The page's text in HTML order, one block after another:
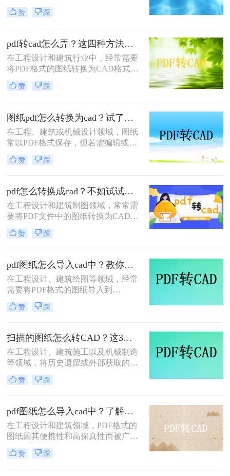
人头疼的就是没法直接修改尺寸和线
条。遇到这种情况，大家通常都会四
望能快速把文件变成可编辑的DWG
或DXF格式。
赞 踩
pdf转cad怎么弄？这四种方法都特别实用！
在工程设计和建筑行业中，经常需要
将PDF格式的图纸转换为CAD格式，
以便进行进一步的编辑和修改。那么
pdf转cad怎么弄呢？本文将介绍四种
方法，帮助您根据不同的需求选择最
合适的方式。
赞 踩
图纸pdf怎么转换为cad？试了几个办法，确实能用！
在工程、建筑或机械设计领域，图纸
常以PDF格式保存，但若需编辑或修
改，需将其转换为CAD格式（如
DWG或DXF）。那么图纸pdf怎么转
法，帮助您完成转换。
赞 踩
pdf怎么转换成cad？不如试试这四个方法！
在工程设计和建筑制图领域，常常需
要将PDF文件中的图纸转换为CAD格
式以便进行编辑和修改。那么pdf怎么
转换成cad呢？本文将介绍四种常见的
独特的优缺点。
赞 踩
pdf图纸怎么导入cad中？教你二种实用方法！
在工程设计、建筑绘图等领域，经常
需要将PDF格式的图纸导入到
CAD（计算机辅助设计）软件中进行
编辑和修改。PDF作为一种广泛使用
到了广泛认可。然而，当需要在CAD
环境中对图纸进行精确编辑时，就需
要将PDF图纸导入CAD软件中。那么
pdf图纸怎么导入cad中呢？本文将介
绍两种将PDF图纸导入CAD中的方
法。
赞 踩
扫描的图纸怎么转CAD？这3个方法了解一下~
在工程设计、建筑施工以及机械制造
等领域，将历史遗留或外部获取的纸
质扫描件转化为数字化的CAD文件是
一项高频且核心的需求。很多工程师
常会感到无从下手。那么，扫描的图
纸怎么转CAD才能既保证精度又提高
效率？这本质上是一个“逆向工程”的
过程，需要借助专业的工具与合理的
流程来实现。
赞 踩
pdf图纸怎么导入cad中？了解下这4种方法吧！
在工程设计和建筑领域，PDF格式的
图纸因其便携性和高保真性而被广泛
使用。然而，为了进行更深入的编辑
和修改，设计师们往往需要将PDF图
赞 踩